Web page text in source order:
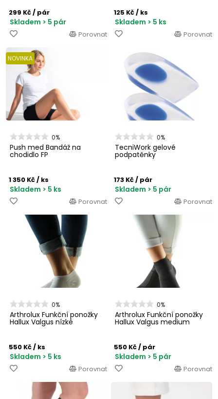
299 Kč/ pár
Skladem > 5 pár
Porovnat
125 Kč/ ks
Skladem > 5 ks
Porovnat
NOVINKA
0%
Push med Bandáž na
chodidlo FP
1 350 Kč/ ks
Skladem > 5 ks
Porovnat
0%
TecniWork gelové
podpatěnky
173 Kč/ pár
Skladem > 5 pár
Porovnat
0%
Arthrolux Funkční ponožky
Hallux Valgus nízké
550 Kč/ ks
Skladem > 5 ks
Porovnat
0%
Arthrolux Funkční ponožky
Hallux Valgus medium
550 Kč/ pár
Skladem > 5 pár
Porovnat